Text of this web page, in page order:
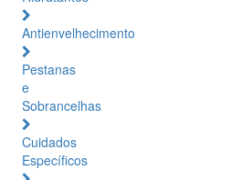
Antienvelhecimento
Pestanas
e
Sobrancelhas
Cuidados
Específicos